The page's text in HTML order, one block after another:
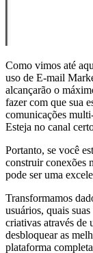
Como vimos até
uso de E-mail
alcançarão o
fazer com que sua
comunicações
Esteja no canal
Portanto, se você
construir conexões
pode ser uma
Transformamos
usuários, quais
criativas através de
desbloquear as
plataforma